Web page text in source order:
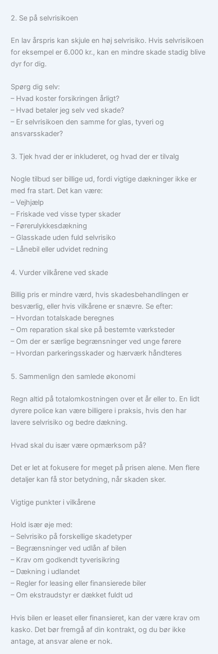
2. Se på selvrisikoen
En lav årspris kan skjule en høj selvrisiko. Hvis selvrisikoen
for eksempel er 6.000 kr., kan en mindre skade stadig blive
dyr for dig.
Spørg dig selv:
– Hvad koster forsikringen årligt?
– Hvad betaler jeg selv ved skade?
– Er selvrisikoen den samme for glas, tyveri og
ansvarsskader?
3. Tjek hvad der er inkluderet, og hvad der er tilvalg
Nogle tilbud ser billige ud, fordi vigtige dækninger ikke er
med fra start. Det kan være:
– Vejhjælp
– Friskade ved visse typer skader
– Førerulykkesdækning
– Glasskade uden fuld selvrisiko
– Lånebil eller udvidet redning
4. Vurder vilkårene ved skade
Billig pris er mindre værd, hvis skadesbehandlingen er
besværlig, eller hvis vilkårene er snævre. Se efter:
– Hvordan totalskade beregnes
– Om reparation skal ske på bestemte værksteder
– Om der er særlige begrænsninger ved unge førere
– Hvordan parkeringsskader og hærværk håndteres
5. Sammenlign den samlede økonomi
Regn altid på totalomkostningen over et år eller to. En lidt
dyrere police kan være billigere i praksis, hvis den har
lavere selvrisiko og bedre dækning.
Hvad skal du især være opmærksom på?
Det er let at fokusere for meget på prisen alene. Men flere
detaljer kan få stor betydning, når skaden sker.
Vigtige punkter i vilkårene
Hold især øje med:
– Selvrisiko på forskellige skadetyper
– Begrænsninger ved udlån af bilen
– Krav om godkendt tyverisikring
– Dækning i udlandet
– Regler for leasing eller finansierede biler
– Om ekstraudstyr er dækket fuldt ud
Hvis bilen er leaset eller finansieret, kan der være krav om
kasko. Det bør fremgå af din kontrakt, og du bør ikke
antage, at ansvar alene er nok.